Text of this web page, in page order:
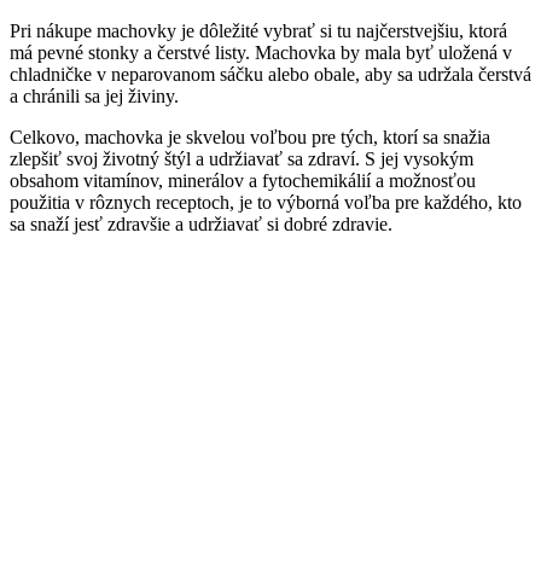
Pri nákupe machovky je dôležité vybrať si tu najčerstvejšiu, ktorá
má pevné stonky a čerstvé listy. Machovka by mala byť uložená v
chladničke v neparovanom sáčku alebo obale, aby sa udržala čerstvá
a chránili sa jej živiny.
Celkovo, machovka je skvelou voľbou pre tých, ktorí sa snažia
zlepšiť svoj životný štýl a udržiavať sa zdraví. S jej vysokým
obsahom vitamínov, minerálov a fytochemikálií a možnosťou
použitia v rôznych receptoch, je to výborná voľba pre každého, kto
sa snaží jesť zdravšie a udržiavať si dobré zdravie.